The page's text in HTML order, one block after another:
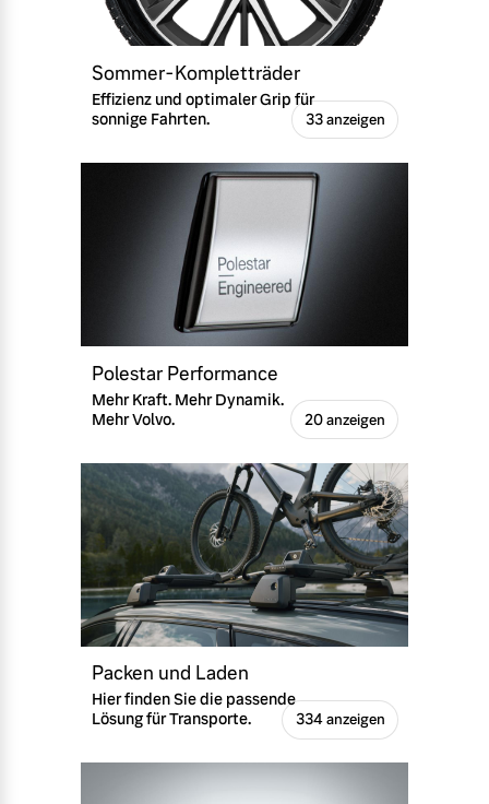
Sommer-Kompletträder
Effizienz und optimaler Grip für
sonnige Fahrten.
33 anzeigen
Polestar Performance
Mehr Kraft. Mehr Dynamik.
Mehr Volvo.
20 anzeigen
Packen und Laden
Hier finden Sie die passende
Lösung für Transporte.
334 anzeigen